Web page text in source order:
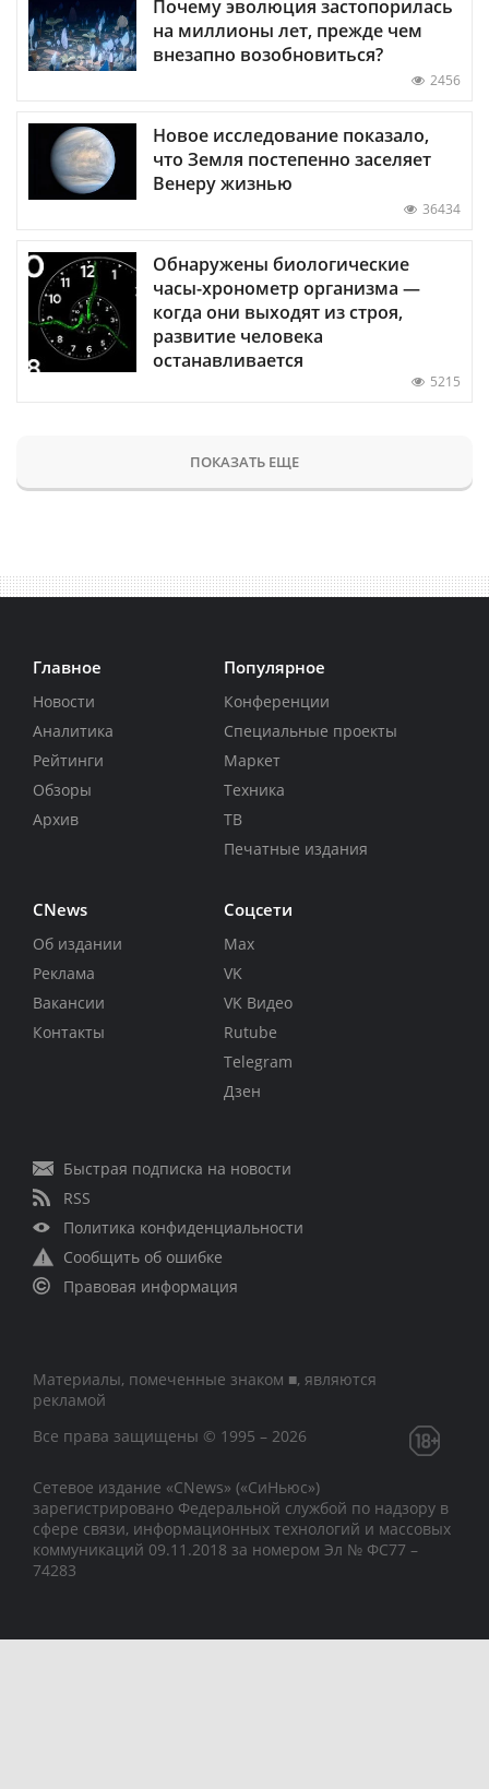
Почему эволюция застопорилась
на миллионы лет, прежде чем
внезапно возобновиться?
2456
Новое исследование показало,
что Земля постепенно заселяет
Венеру жизнью
36434
Обнаружены биологические
часы-хронометр организма —
когда они выходят из строя,
развитие человека
останавливается
5215
ПОКАЗАТЬ ЕЩЕ
Главное
Новости
Аналитика
Рейтинги
Обзоры
Архив
Популярное
Конференции
Специальные проекты
Маркет
Техника
ТВ
Печатные издания
CNews
Об издании
Реклама
Вакансии
Контакты
Соцсети
Max
VK
VK Видео
Rutube
Telegram
Дзен
Быстрая подписка на новости
RSS
Политика конфиденциальности
Сообщить об ошибке
Правовая информация
Материалы, помеченные знаком ■, являются
рекламой
Все права защищены © 1995 – 2026
Сетевое издание «CNews» («СиНьюс»)
зарегистрировано Федеральной службой по надзору в
сфере связи, информационных технологий и массовых
коммуникаций 09.11.2018 за номером Эл № ФС77 –
74283